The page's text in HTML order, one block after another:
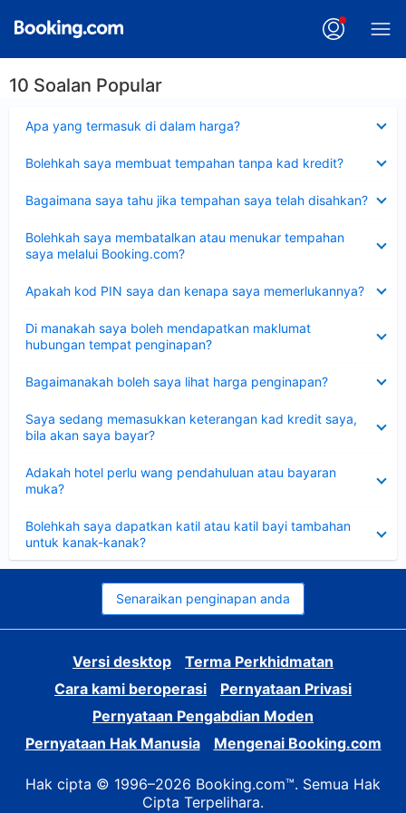
10 Soalan Popular
Apa yang termasuk di dalam harga?
Bolehkah saya membuat tempahan tanpa kad kredit?
Bagaimana saya tahu jika tempahan saya telah disahkan?
Bolehkah saya membatalkan atau menukar tempahan
saya melalui Booking.com?
Apakah kod PIN saya dan kenapa saya memerlukannya?
Di manakah saya boleh mendapatkan maklumat
hubungan tempat penginapan?
Bagaimanakah boleh saya lihat harga penginapan?
Saya sedang memasukkan keterangan kad kredit saya,
bila akan saya bayar?
Adakah hotel perlu wang pendahuluan atau bayaran
muka?
Bolehkah saya dapatkan katil atau katil bayi tambahan
untuk kanak-kanak?
Senaraikan penginapan anda
Versi desktop
Terma Perkhidmatan
Cara kami beroperasi
Pernyataan Privasi
Pernyataan Pengabdian Moden
Pernyataan Hak Manusia
Mengenai Booking.com
Hak cipta © 1996–2026 Booking.com™. Semua Hak
Cipta Terpelihara.